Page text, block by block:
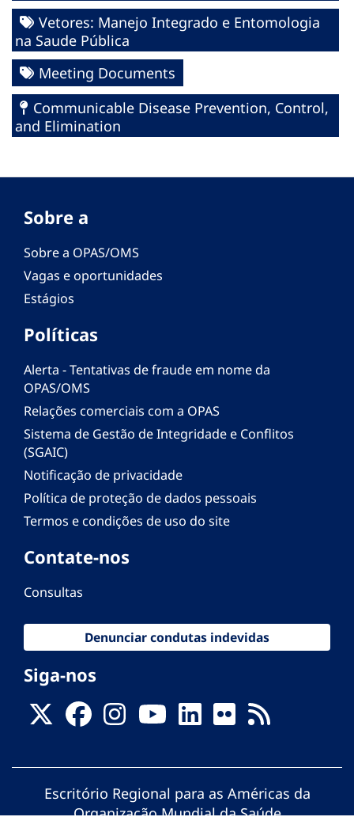
Vetores: Manejo Integrado e Entomologia
na Saude Pública
Meeting Documents
Communicable Disease Prevention, Control,
and Elimination
Sobre a
Sobre a OPAS/OMS
Vagas e oportunidades
Estágios
Políticas
Alerta - Tentativas de fraude em nome da
OPAS/OMS
Relações comerciais com a OPAS
Sistema de Gestão de Integridade e Conflitos
(SGAIC)
Notificação de privacidade
Política de proteção de dados pessoais
Termos e condições de uso do site
Contate-nos
Consultas
Denunciar condutas indevidas
Siga-nos
Escritório Regional para as Américas da
Organização Mundial da Saúde